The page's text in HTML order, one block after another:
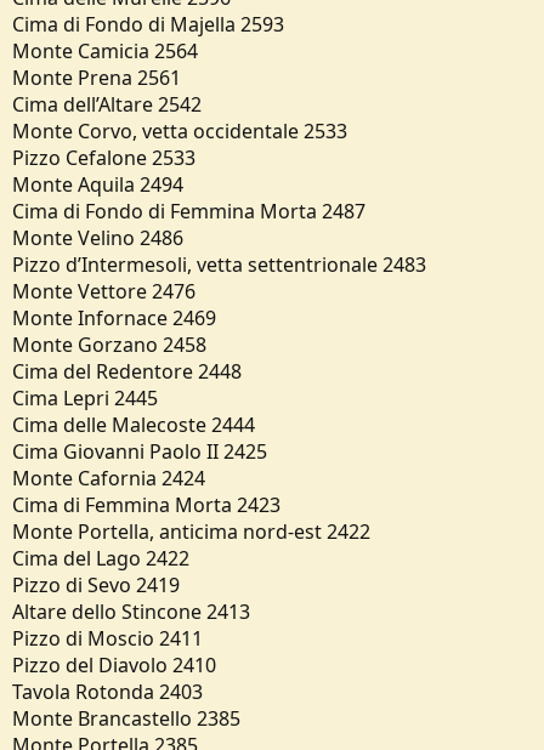
Cima di Fondo di Majella 2593
Monte Camicia 2564
Monte Prena 2561
Cima dell’Altare 2542
Monte Corvo, vetta occidentale 2533
Pizzo Cefalone 2533
Monte Aquila 2494
Cima di Fondo di Femmina Morta 2487
Monte Velino 2486
Pizzo d’Intermesoli, vetta settentrionale 2483
Monte Vettore 2476
Monte Infornace 2469
Monte Gorzano 2458
Cima del Redentore 2448
Cima Lepri 2445
Cima delle Malecoste 2444
Cima Giovanni Paolo II 2425
Monte Cafornia 2424
Cima di Femmina Morta 2423
Monte Portella, anticima nord-est 2422
Cima del Lago 2422
Pizzo di Sevo 2419
Altare dello Stincone 2413
Pizzo di Moscio 2411
Pizzo del Diavolo 2410
Tavola Rotonda 2403
Monte Brancastello 2385